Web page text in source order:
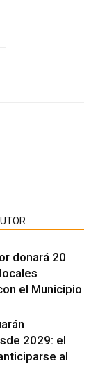
donará 20
el Municipio
2029: el
al